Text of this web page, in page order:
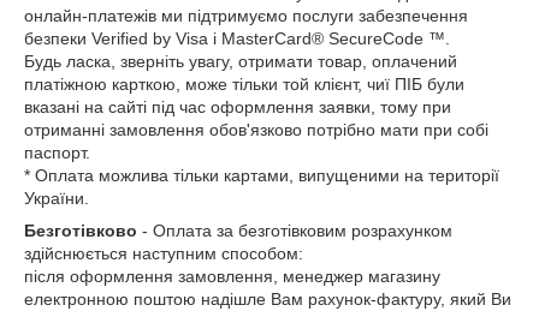
онлайн-платежів ми підтримуємо послуги забезпечення
безпеки Verified by Visa і MasterCard® SecureCode ™.
Будь ласка, зверніть увагу, отримати товар, оплачений
платіжною карткою, може тільки той клієнт, чиї ПІБ були
вказані на сайті під час оформлення заявки, тому при
отриманні замовлення обов'язково потрібно мати при собі
паспорт.
* Оплата можлива тільки картами, випущеними на території
України.
Безготівково - Оплата за безготівковим розрахунком
здійснюється наступним способом:
після оформлення замовлення, менеджер магазину
електронною поштою надішле Вам рахунок-фактуру, який Ви